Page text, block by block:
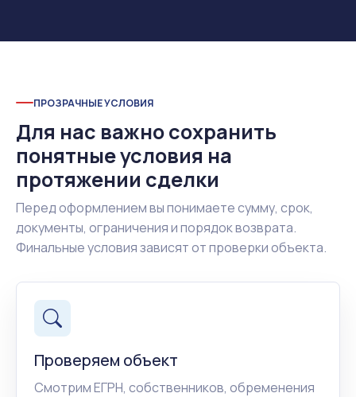
ПРОЗРАЧНЫЕ УСЛОВИЯ
Для нас важно сохранить
понятные условия на
протяжении сделки
Перед оформлением вы понимаете сумму, срок,
документы, ограничения и порядок возврата.
Финальные условия зависят от проверки объекта.
Проверяем объект
Смотрим ЕГРН, собственников, обременения